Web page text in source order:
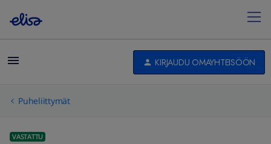
KIRJAUDU OMAYHTEISÖÖN
Puheliittymät
VASTATTU